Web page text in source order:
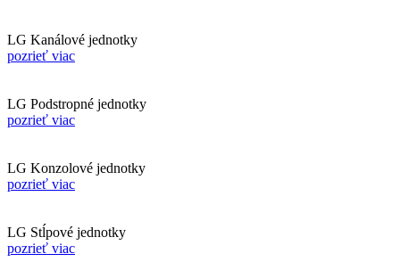
LG Kanálové jednotky
pozrieť viac
LG Podstropné jednotky
pozrieť viac
LG Konzolové jednotky
pozrieť viac
LG Stĺpové jednotky
pozrieť viac